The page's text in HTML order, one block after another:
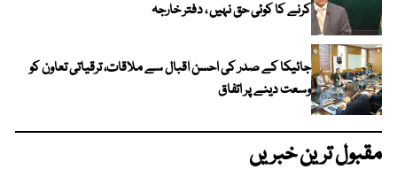
کرنے کا کوئی حق نہیں ، دفتر خارجہ
جائیکا کے صدر کی احسن اقبال سے ملاقات، ترقیاتی تعاون کو
وسعت دینے پر اتفاق
مقبول ترین خبریں